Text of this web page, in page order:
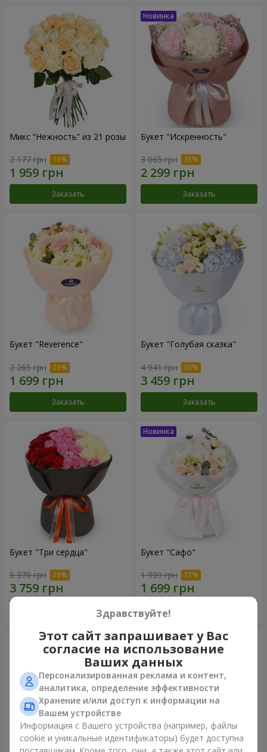
Микс “Нежность” из 21 розы
2 177 грн
Заказать
Букет "Искренность"
3 065 грн
Заказать
Букет "Reverence"
2 265 грн
Заказать
Букет "Голубая сказка"
4 941 грн
Заказать
Букет "Три сердца"
5 370 грн
Букет "Сафо"
1 999 грн
Здравствуйте!
Этот сайт запрашивает у Вас
согласие на использование
Ваших данных
Персонализированная реклама и контент,
аналитика, определение эффективности
Хранение и/или доступ к информации на
Вашем устройстве
Информация с Вашего устройства (например, файлы
cookie и уникальные идентификаторы) будет доступна